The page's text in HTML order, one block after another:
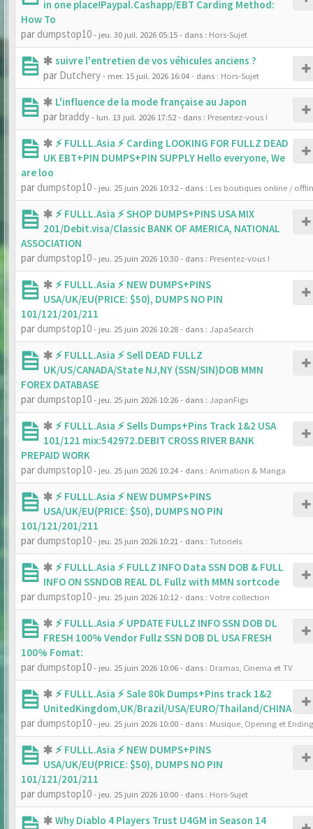
in one place!Paypal.Cashapp/EBT Carding Method:
How To
par dumpstop10- jeu. 30 juil. 2026 05:15- dans : Hors-Sujet
suivre l'entretien de vos véhicules anciens ?
par Dutchery- mer. 15 juil. 2026 16:04- dans : Hors-Sujet
L'influence de la mode française au Japon
parbraddy- lun. 13 juil. 2026 17:52- dans : Presentez-vous !
⚡ FULLL.Asia ⚡ Carding LOOKING FOR FULLZ DEAD
UK EBT+PIN DUMPS+PIN SUPPLY Hello everyone, We
are loo
par dumpstop10- jeu. 25 juin 2026 10:32- dans : Les boutiques online /
⚡ FULLL.Asia ⚡ SHOP DUMPS+PINS USA MIX
201/Debit.visa/Classic BANK OF AMERICA, NATIONAL
ASSOCIATION
par dumpstop10- jeu. 25 juin 2026 10:30- dans : Presentez-vous !
⚡ FULLL.Asia ⚡ NEW DUMPS+PINS
USA/UK/EU(PRICE: $50), DUMPS NO PIN
101/121/201/211
par dumpstop10- jeu. 25 juin 2026 10:28- dans : JapaSearch
⚡ FULLL.Asia ⚡ Sell DEAD FULLZ
UK/US/CANADA/State NJ,NY (SSN/SIN)DOB MMN
FOREX DATABASE
par dumpstop10- jeu. 25 juin 2026 10:26- dans : JapanFigs
⚡ FULLL.Asia ⚡ Sells Dumps+Pins Track 1&2 USA
101/121 mix:542972.DEBIT CROSS RIVER BANK
PREPAID WORK
par dumpstop10- jeu. 25 juin 2026 10:24- dans : Animation & Manga
⚡ FULLL.Asia ⚡ NEW DUMPS+PINS
USA/UK/EU(PRICE: $50), DUMPS NO PIN
101/121/201/211
par dumpstop10- jeu. 25 juin 2026 10:21 - dans : Tutoriels
⚡ FULLL.Asia ⚡ FULLZ INFO Data SSN DOB & FULL
INFO ON SSNDOB REAL DL Fullz with MMN sortcode
par dumpstop10- jeu. 25 juin 2026 10:12- dans : Votre collection
⚡ FULLL.Asia ⚡ UPDATE FULLZ INFO SSN DOB DL
FRESH 100% Vendor Fullz SSN DOB DL USA FRESH
100% Fomat:
par dumpstop10- jeu. 25 juin 2026 10:06- dans : Dramas, Cinema et TV
⚡ FULLL.Asia ⚡ Sale 80k Dumps+Pins track 1&2
UnitedKingdom,UK/Brazil/USA/EURO/Thailand/CHINA
par dumpstop10- jeu. 25 juin 2026 10:00- dans : Musique, Opening et Ending
⚡ FULLL.Asia ⚡ NEW DUMPS+PINS
USA/UK/EU(PRICE: $50), DUMPS NO PIN
101/121/201/211
par dumpstop10- jeu. 25 juin 2026 10:00- dans : Hors-Sujet
Why Diablo 4 Players Trust U4GM in Season 14